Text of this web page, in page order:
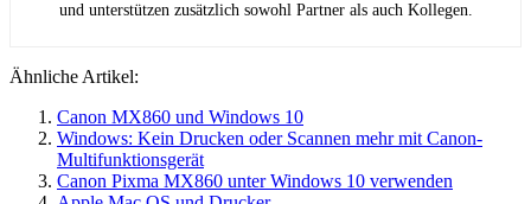
und unterstützen zusätzlich sowohl Partner als auch Kollegen.
Ähnliche Artikel:
Canon MX860 und Windows 10
Windows: Kein Drucken oder Scannen mehr mit Canon-
Multifunktionsgerät
Canon Pixma MX860 unter Windows 10 verwenden